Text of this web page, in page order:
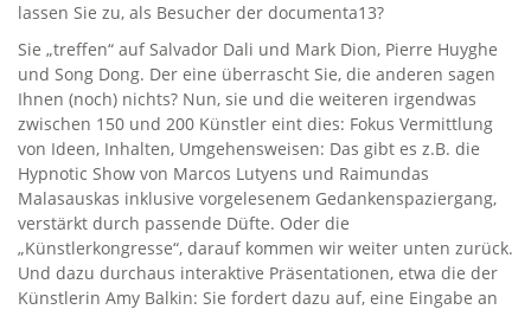
lassen Sie zu, als Besucher der documenta13?
Sie „treffen“ auf Salvador Dali und Mark Dion, Pierre Huyghe
und Song Dong. Der eine überrascht Sie, die anderen sagen
Ihnen (noch) nichts? Nun, sie und die weiteren irgendwas
zwischen 150 und 200 Künstler eint dies: Fokus Vermittlung
von Ideen, Inhalten, Umgehensweisen: Das gibt es z.B. die
Hypnotic Show von Marcos Lutyens und Raimundas
Malasauskas inklusive vorgelesenem Gedankenspaziergang,
verstärkt durch passende Düfte. Oder die
„Künstlerkongresse“, darauf kommen wir weiter unten zurück.
Und dazu durchaus interaktive Präsentationen, etwa die der
Künstlerin Amy Balkin: Sie fordert dazu auf, eine Eingabe an